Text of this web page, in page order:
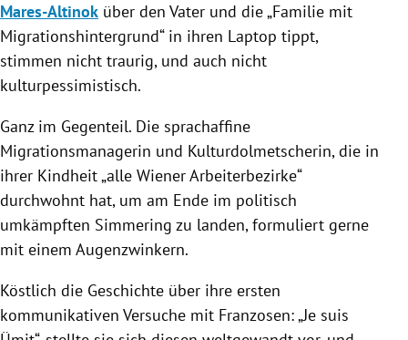
Mares-Altinok über den Vater und die „Familie mit
Migrationshintergrund“ in ihren Laptop tippt,
stimmen nicht traurig, und auch nicht
kulturpessimistisch.
Ganz im Gegenteil. Die sprachaffine
Migrationsmanagerin und Kulturdolmetscherin, die in
ihrer Kindheit „alle Wiener Arbeiterbezirke“
durchwohnt hat, um am Ende im politisch
umkämpften Simmering zu landen, formuliert gerne
mit einem Augenzwinkern.
Köstlich die Geschichte über ihre ersten
kommunikativen Versuche mit Franzosen: „Je suis